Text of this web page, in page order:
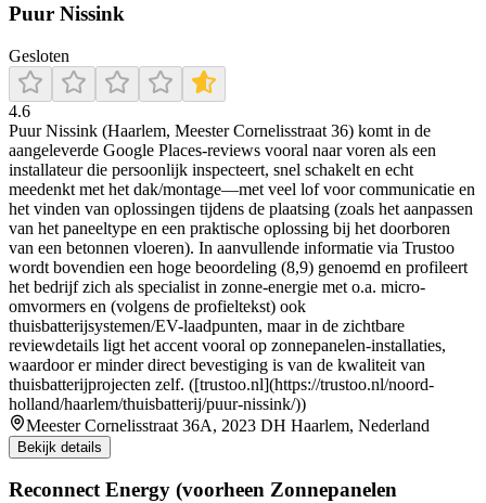
Puur Nissink
Gesloten
4.6
Puur Nissink (Haarlem, Meester Cornelisstraat 36) komt in de
aangeleverde Google Places-reviews vooral naar voren als een
installateur die persoonlijk inspecteert, snel schakelt en echt
meedenkt met het dak/montage—met veel lof voor communicatie en
het vinden van oplossingen tijdens de plaatsing (zoals het aanpassen
van het paneeltype en een praktische oplossing bij het doorboren
van een betonnen vloeren). In aanvullende informatie via Trustoo
wordt bovendien een hoge beoordeling (8,9) genoemd en profileert
het bedrijf zich als specialist in zonne-energie met o.a. micro-
omvormers en (volgens de profieltekst) ook
thuisbatterijsystemen/EV-laadpunten, maar in de zichtbare
reviewdetails ligt het accent vooral op zonnepanelen-installaties,
waardoor er minder direct bevestiging is van de kwaliteit van
thuisbatterijprojecten zelf. ([trustoo.nl](https://trustoo.nl/noord-
holland/haarlem/thuisbatterij/puur-nissink/))
Meester Cornelisstraat 36A, 2023 DH Haarlem, Nederland
Bekijk details
Reconnect Energy (voorheen Zonnepanelen